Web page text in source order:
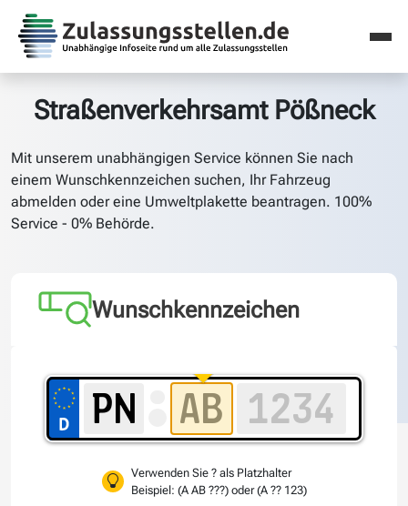
Straßenverkehrsamt Pößneck
Mit unserem unabhängigen Service können Sie nach
einem Wunschkennzeichen suchen, Ihr Fahrzeug
abmelden oder eine Umweltplakette beantragen. 100%
Service - 0% Behörde.
Wunschkennzeichen
Verwenden Sie ? als Platzhalter
Beispiel: (A AB ???) oder (A ?? 123)